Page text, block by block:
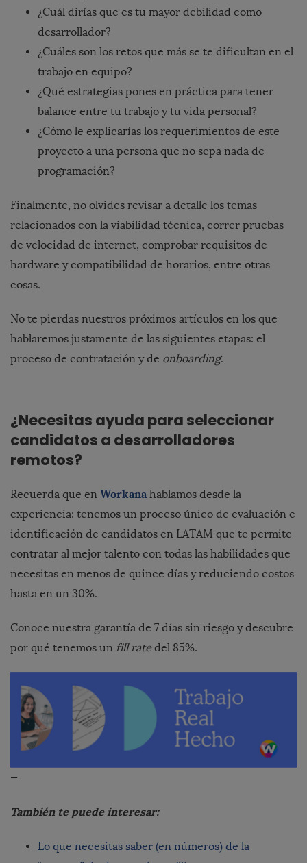
¿Cuál dirías que es tu mayor debilidad como
desarrollador?
¿Cuáles son los retos que más se te dificultan en el
trabajo en equipo?
¿Qué estrategias pones en práctica para tener
balance entre tu trabajo y tu vida personal?
¿Cómo le explicarías los requerimientos de este
proyecto a una persona que no sepa nada de
programación?
Finalmente, no olvides revisar a detalle los temas
relacionados con la viabilidad técnica, correr pruebas
de velocidad de internet, comprobar requisitos de
hardware y compatibilidad de horarios, entre otras
cosas.
No te pierdas nuestros próximos artículos en los que
hablaremos justamente de las siguientes etapas: el
proceso de contratación y de onboarding.
¿Necesitas ayuda para seleccionar
candidatos a desarrolladores
remotos?
Recuerda que en Workana hablamos desde la
experiencia: tenemos un proceso único de evaluación e
identificación de candidatos en LATAM que te permite
contratar al mejor talento con todas las habilidades que
necesitas en menos de quince días y reduciendo costos
hasta en un 30%.
Conoce nuestra garantía de 7 días sin riesgo y descubre
por qué tenemos un fill ratedel 85%.
—
También te puede interesar:
Lo que necesitas saber (en números) de la